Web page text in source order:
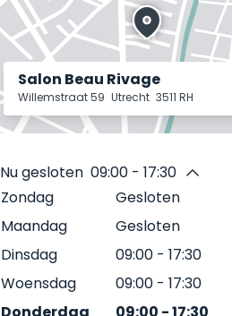
Salon Beau Rivage
Willemstraat 59 Utrecht 3511 RH
Nu gesloten 09:00 - 17:30
Zondag
Gesloten
Maandag
Gesloten
Dinsdag
09:00 - 17:30
Woensdag
09:00 - 17:30